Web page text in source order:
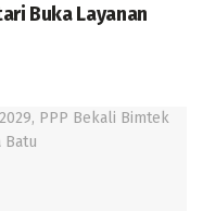
Buka Layanan